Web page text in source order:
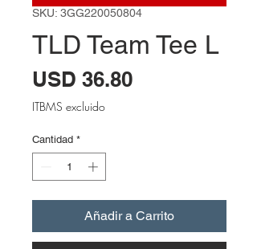
SKU: 3GG220050804
TLD Team Tee L
USD 36.80Precio
ITBMS excluido
Cantidad *
Añadir a Carrito